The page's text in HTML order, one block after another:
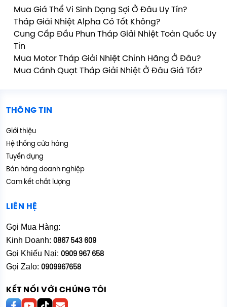
Mua Giá Thể Vi Sinh Dạng Sợi Ở Đâu Uy Tín?
Tháp Giải Nhiệt Alpha Có Tốt Không?
Cung Cấp Đầu Phun Tháp Giải Nhiệt Toàn Quốc Uy
Tín
Mua Motor Tháp Giải Nhiệt Chính Hãng Ở Đâu?
Mua Cánh Quạt Tháp Giải Nhiệt Ở Đâu Giá Tốt?
THÔNG TIN
Giới thiệu
Hệ thống cửa hàng
Tuyển dụng
Bán hàng doanh nghiệp
Cam kết chất lượng
LIÊN HỆ
Gọi Mua Hàng:
Kinh Doanh: 0867 543 609
Gọi Khiếu Nại: 0909 967 658
Gọi Zalo: 0909967658
KẾT NỐI VỚI CHÚNG TÔI